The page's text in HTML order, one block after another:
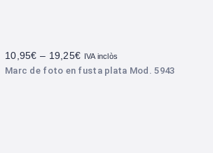
Marc de foto en fusta plata Mod. 5943
10,95€ – 19,25€ IVA inclòs